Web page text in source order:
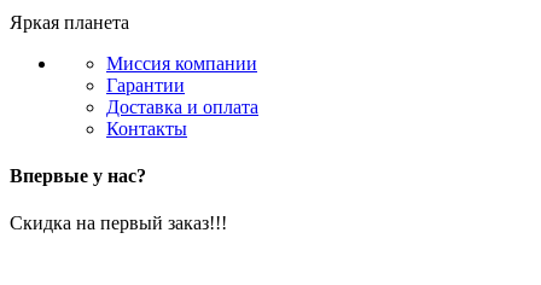
Яркая планета
Миссия компании
Гарантии
Доставка и оплата
Контакты
Впервые у нас?
Скидка на первый заказ!!!